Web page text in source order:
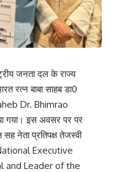
जनता दल के राज्य
रत्न बाबा साहब डा0
Dr. Bhimrao
गया। इस अवसर पर पर
सह नेता प्रतिपक्ष तेजस्वी
Executive
and Leader of the